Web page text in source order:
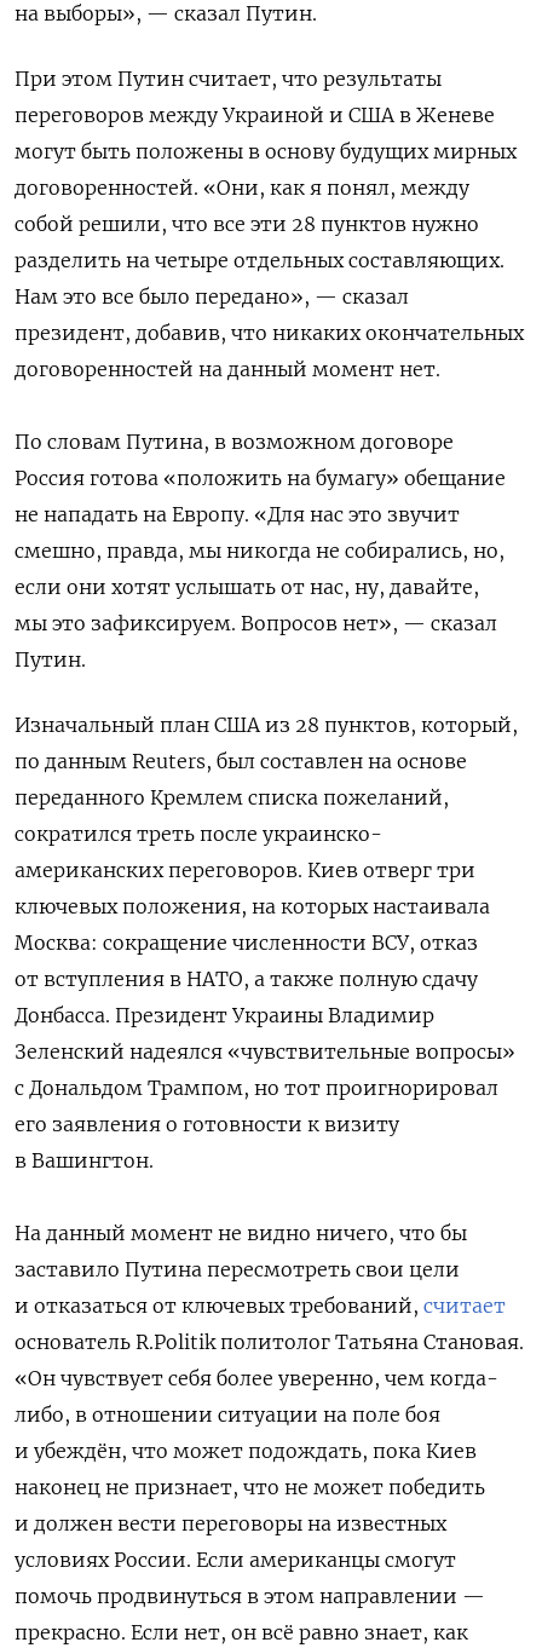
на выборы», — сказал Путин.
При этом Путин считает, что результаты
переговоров между Украиной и США в Женеве
могут быть положены в основу будущих мирных
договоренностей. «Они, как я понял, между
собой решили, что все эти 28 пунктов нужно
разделить на четыре отдельных составляющих.
Нам это все было передано», — сказал
президент, добавив, что никаких окончательных
договоренностей на данный момент нет.
По словам Путина, в возможном договоре
Россия готова «положить на бумагу» обещание
не нападать на Европу. «Для нас это звучит
смешно, правда, мы никогда не собирались, но,
если они хотят услышать от нас, ну, давайте,
мы это зафиксируем. Вопросов нет», — сказал
Путин.
Изначальный план США из 28 пунктов, который,
по данным Reuters, был составлен на основе
переданного Кремлем списка пожеланий,
сократился треть после украинско-
американских переговоров. Киев отверг три
ключевых положения, на которых настаивала
Москва: сокращение численности ВСУ, отказ
от вступления в НАТО, а также полную сдачу
Донбасса. Президент Украины Владимир
Зеленский надеялся «чувствительные вопросы»
с Дональдом Трампом, но тот проигнорировал
его заявления о готовности к визиту
в Вашингтон.
На данный момент не видно ничего, что бы
заставило Путина пересмотреть свои цели
и отказаться от ключевых требований, считает
основатель R.Politik политолог Татьяна Становая.
«Он чувствует себя более уверенно, чем когда-
либо, в отношении ситуации на поле боя
и убеждён, что может подождать, пока Киев
наконец не признает, что не может победить
и должен вести переговоры на известных
условиях России. Если американцы смогут
помочь продвинуться в этом направлении —
прекрасно. Если нет, он всё равно знает, как